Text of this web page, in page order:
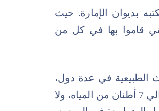
بديوان الإمارة. حيث
قاموا بها في كل من
الطبيعية في عدة دول،
أبرزها إيطاليا وفرنسا واليونان، وهي ذات حمولة تقدر بحوالي 7 أطنان من المياه، ولا